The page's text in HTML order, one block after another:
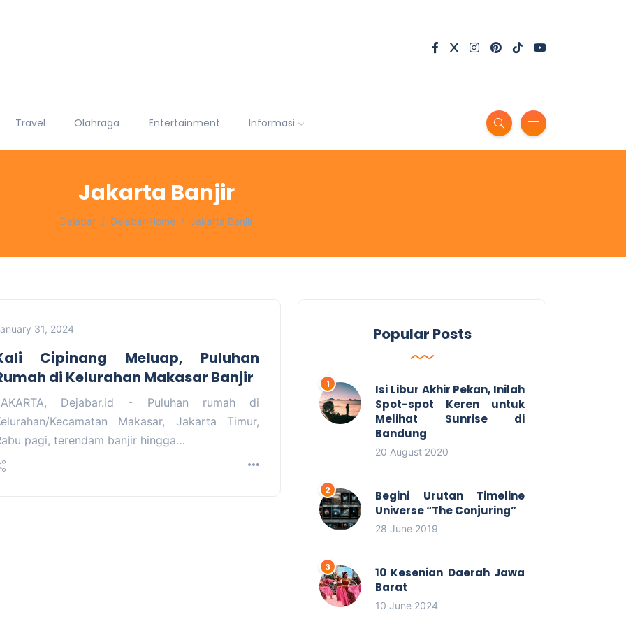
Travel Olahraga Entertainment Informasi
Jakarta Banjir
Dejabar Dejabar Home Jakarta Banjir
31, 2024
Cipinang Meluap, Puluhan
di Kelurahan Makasar Banjir
Dejabar.id - Puluhan rumah di
Kecamatan Makasar, Jakarta Timur,
pagi, terendam banjir hingga…
Popular Posts
Isi Libur Akhir Pekan, Inilah
Spot-spot Keren untuk
Melihat Sunrise di
Bandung
20 August 2020
Begini Urutan Timeline
Universe “The Conjuring”
28 June 2019
10 Kesenian Daerah Jawa
Barat
10 June 2024